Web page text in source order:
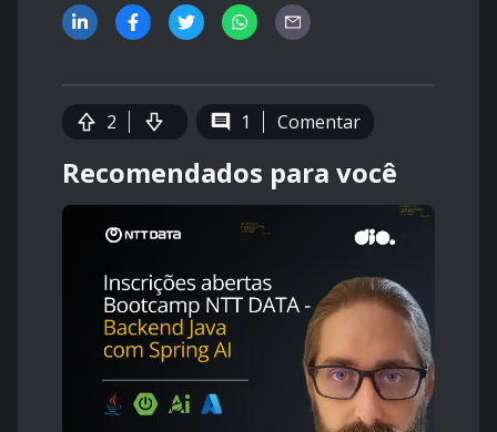
2 1 Comentar
Recomendados para você